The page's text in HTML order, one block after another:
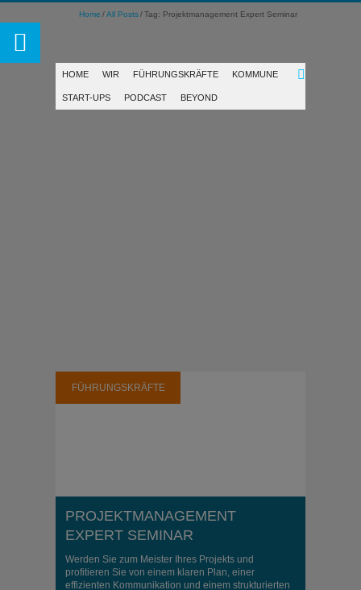
Home All Posts Tag: Projektmanagement Expert Seminar
HOME WIR FÜHRUNGSKRÄFTE KOMMUNE
START-UPS PODCAST BEYOND
FÜHRUNGSKRÄFTE
PROJEKTMANAGEMENT
EXPERT SEMINAR
Werden Sie zum Meister Ihres Projekts und
profitieren Sie von einem klaren Plan, einer
effizienten Kommunikation und einem strukturierten